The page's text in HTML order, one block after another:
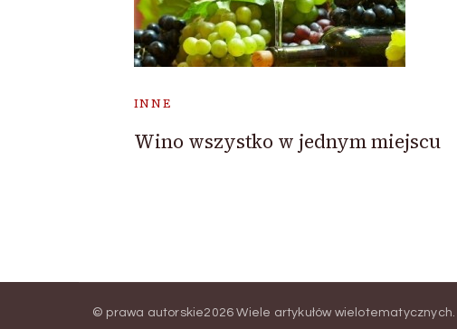
INNE
Wino wszystko w jednym miejscu
© prawa autorskie2026Wiele artykułów wielotematycznych